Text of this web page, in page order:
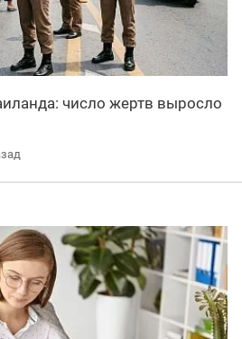
число жертв выросло